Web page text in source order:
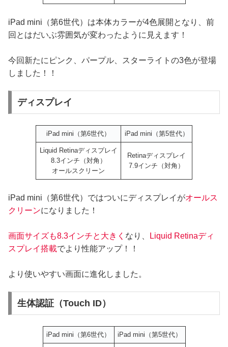
iPad mini（第6世代）は本体カラーが4色展開となり、前
回とはだいぶ雰囲気が変わったように見えます！
今回新たにピンク、パープル、スターライトの3色が登場
しました！！
ディスプレイ
iPad mini（第6世代） iPad mini（第5世代）
Liquid Retinaディスプレイ
8.3インチ（対角）
オールスクリーン
Retinaディスプレイ
7.9インチ（対角）
iPad mini（第6世代）ではついにディスプレイがオールス
クリーンになりました！
画面サイズも8.3インチと大きく なり、
Liquid Retinaディ
スプレイ搭載でより性能アップ！！
より使いやすい画面に進化しました。
生体認証（Touch ID）
iPad mini（第6世代） iPad mini（第5世代）